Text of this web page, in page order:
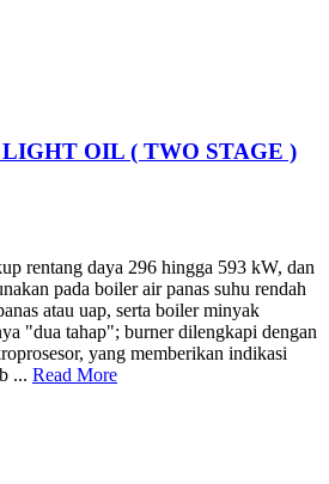
OIL ( TWO STAGE )
rentang daya 296 hingga 593 kW, dan
pada boiler air panas suhu rendah
atau uap, serta boiler minyak
"dua tahap"; burner dilengkapi dengan
yang memberikan indikasi
... Read More